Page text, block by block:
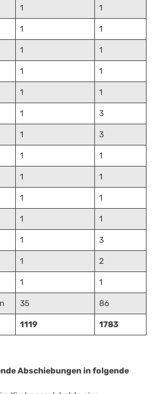
1 1
1 1
1 1
1 1
1 1
1 3
1 3
1 1
1 1
1 1
1 1
1 3
1 2
1 1
35 86
1119 1783
Abschiebungen in folgende